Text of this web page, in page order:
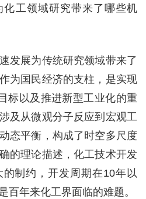
化工领域研究带来了哪些机
发展为传统研究领域带来了
为国民经济的支柱，是实现
标以及推进新型工业化的重
及从微观分子反应到宏观工
态平衡，构成了时空多尺度
的理论描述，化工技术开发
制约，开发周期在10年以
百年来化工界面临的难题。